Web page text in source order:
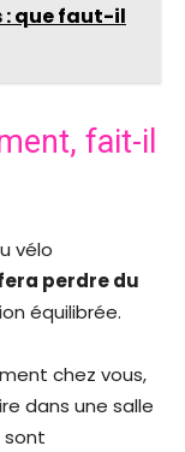
: que faut-il
fait-il
vélo
perdre du
équilibrée.
chez vous,
dans une salle
sont